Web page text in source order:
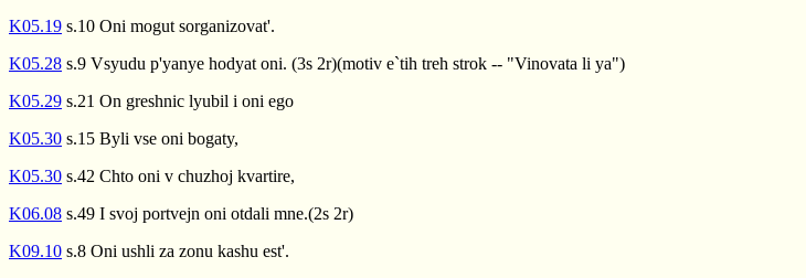
K05.19 s.10 Oni mogut sorganizovat'.
K05.28 s.9 Vsyudu p'yanye hodyat oni. (3s 2r)(motiv e`tih treh strok -- "Vinovata li ya")
K05.29 s.21 On greshnic lyubil i oni ego
K05.30 s.15 Byli vse oni bogaty,
K05.30 s.42 Chto oni v chuzhoj kvartire,
K06.08 s.49 I svoj portvejn oni otdali mne.(2s 2r)
K09.10 s.8 Oni ushli za zonu kashu est'.